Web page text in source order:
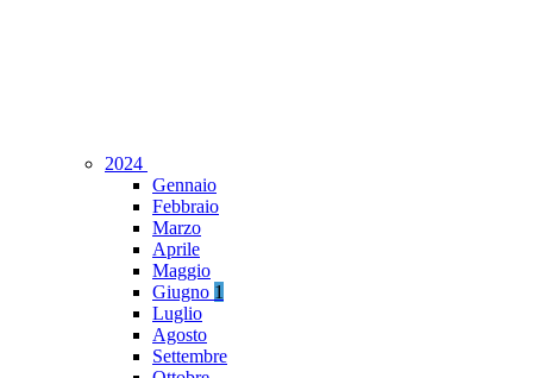
2024
Gennaio
Febbraio
Marzo
Aprile
Maggio
Giugno 1
Luglio
Agosto
Settembre